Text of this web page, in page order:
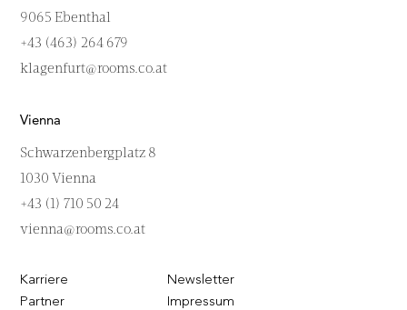
9065 Ebenthal
+43 (463) 264 679
klagenfurt@rooms.co.at
Vienna
Schwarzenbergplatz 8
1030 Vienna
+43 (1) 710 50 24
vienna@rooms.co.at
Karriere
Newsletter
Partner
Impressum